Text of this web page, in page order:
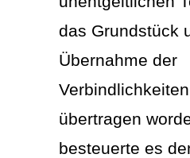
das Grundstück
Übernahme der
übertragen
besteuerte es